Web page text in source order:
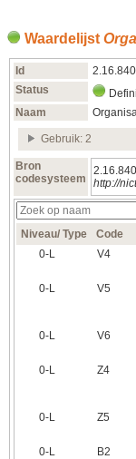
Waardelijst
Id
Status
Naam
Gebruik: 2
Bron
codesysteem
http://
Niveau/ Type Code
0‑L
V4
0‑L
V5
0‑L
V6
0‑L
Z4
0‑L
Z5
0‑L
B2